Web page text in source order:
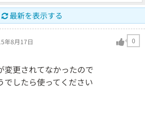
最新を表示する
年8月17日 0
変更されてなかったので
でしたら使ってください